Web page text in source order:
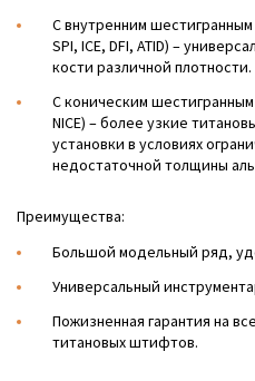
C внутренним
SPI, ICE, DFI, ATID) –
кости различной плотности.
С коническим
NICE) – более узкие
установки в условиях
недостаточной толщины
Преимущества:
Большой модельный ряд,
Универсальный
Пожизненная гарантия на
титановых штифтов.